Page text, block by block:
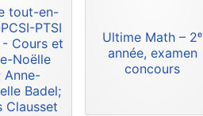
tout-en-
PTSI
- Cours et
Noëlle
Anne-
Badel;
Clausset
Ultime Math – 2ᵉ
année, examen
concours